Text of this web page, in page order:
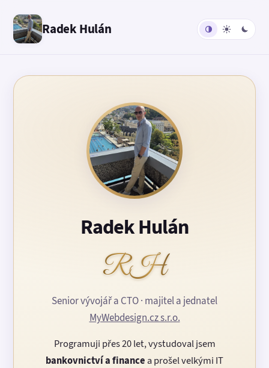
Radek Hulán
Radek Hulán
RH
Senior vývojář a CTO · majitel a jednatel
MyWebdesign.cz s.r.o.
Programuji přes 20 let, vystudoval jsem
bankovnictví a finance a prošel velkými IT